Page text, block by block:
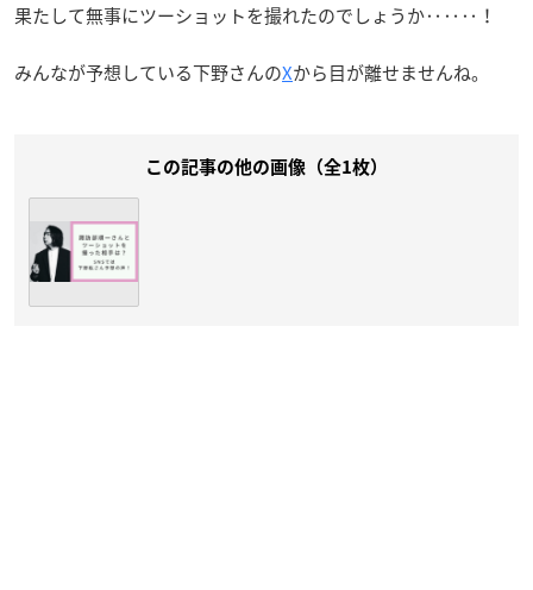
果たして無事にツーショットを撮れたのでしょうか‥‥‥！
みんなが予想している下野さんのXから目が離せませんね。
この記事の他の画像（全1枚）